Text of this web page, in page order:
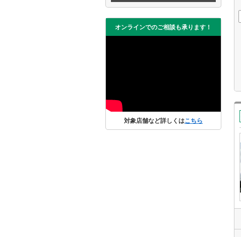
オンラインでのご相談も承ります！
対象店舗など詳しくはこちら